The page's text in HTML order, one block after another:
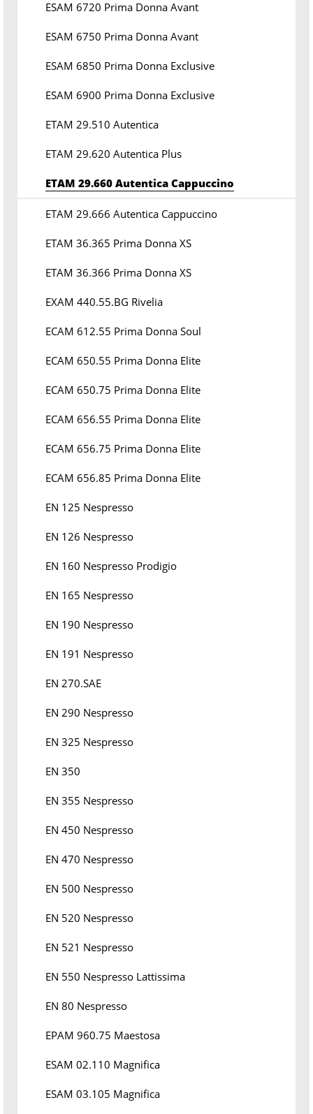
ESAM 6720 Prima Donna Avant
ESAM 6750 Prima Donna Avant
ESAM 6850 Prima Donna Exclusive
ESAM 6900 Prima Donna Exclusive
ETAM 29.510 Autentica
ETAM 29.620 Autentica Plus
ETAM 29.660 Autentica Cappuccino
ETAM 29.666 Autentica Cappuccino
ETAM 36.365 Prima Donna XS
ETAM 36.366 Prima Donna XS
EXAM 440.55.BG Rivelia
ECAM 612.55 Prima Donna Soul
ECAM 650.55 Prima Donna Elite
ECAM 650.75 Prima Donna Elite
ECAM 656.55 Prima Donna Elite
ECAM 656.75 Prima Donna Elite
ECAM 656.85 Prima Donna Elite
EN 125 Nespresso
EN 126 Nespresso
EN 160 Nespresso Prodigio
EN 165 Nespresso
EN 190 Nespresso
EN 191 Nespresso
EN 270.SAE
EN 290 Nespresso
EN 325 Nespresso
EN 350
EN 355 Nespresso
EN 450 Nespresso
EN 470 Nespresso
EN 500 Nespresso
EN 520 Nespresso
EN 521 Nespresso
EN 550 Nespresso Lattissima
EN 80 Nespresso
EPAM 960.75 Maestosa
ESAM 02.110 Magnifica
ESAM 03.105 Magnifica